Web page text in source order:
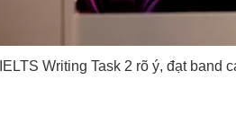
Writing Task 2 rõ ý, đạt band